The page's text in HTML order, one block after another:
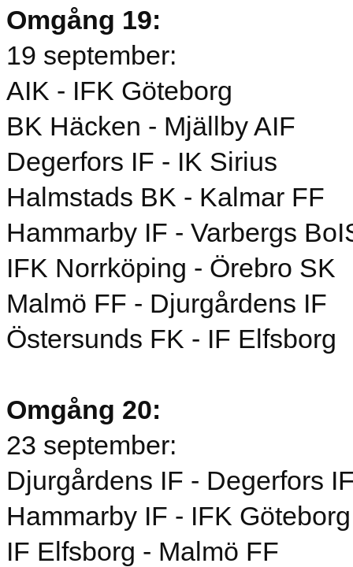
Omgång 19:
19 september:
AIK - IFK Göteborg
BK Häcken - Mjällby AIF
Degerfors IF - IK Sirius
Halmstads BK - Kalmar FF
Hammarby IF - Varbergs
IFK Norrköping - Örebro SK
Malmö FF - Djurgårdens IF
Östersunds FK - IF Elfsborg
Omgång 20:
23 september:
Djurgårdens IF - Degerfors
Hammarby IF - IFK Göteborg
IF Elfsborg - Malmö FF